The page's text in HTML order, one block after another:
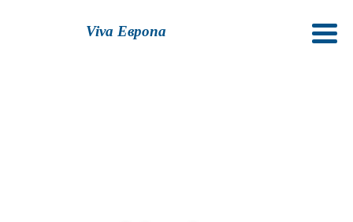
Viva Европа